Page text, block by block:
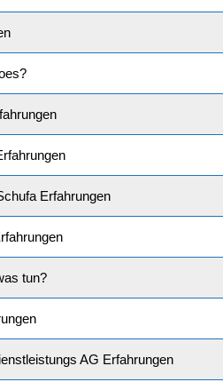
Erfahrungen
tun?
AG Erfahrungen